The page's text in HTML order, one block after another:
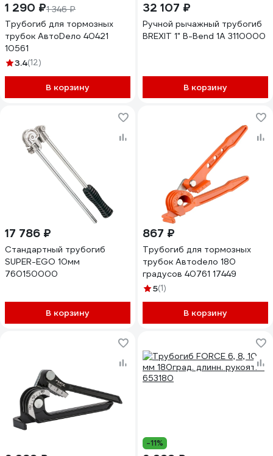
1 290 ₽1 346 ₽
Трубогиб для тормозных
трубок АвтоDело 40421
10561
3.4(12)
В корзину
32 107 ₽
Ручной рычажный трубогиб
BREXIT 1" B-Bend 1А 3110000
В корзину
17 786 ₽
Стандартный трубогиб
SUPER-EGO 10мм
760150000
В корзину
867 ₽
Трубогиб для тормозных
трубок Автоdело 180
градусов 40761 17449
5(1)
В корзину
-11%